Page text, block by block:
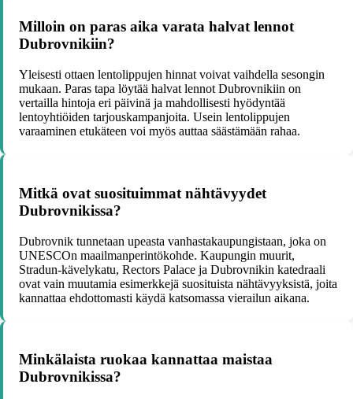
Milloin on paras aika varata halvat lennot
Dubrovnikiin?
Yleisesti ottaen lentolippujen hinnat voivat vaihdella sesongin
mukaan. Paras tapa löytää halvat lennot Dubrovnikiin on
vertailla hintoja eri päivinä ja mahdollisesti hyödyntää
lentoyhtiöiden tarjouskampanjoita. Usein lentolippujen
varaaminen etukäteen voi myös auttaa säästämään rahaa.
Mitkä ovat suosituimmat nähtävyydet
Dubrovnikissa?
Dubrovnik tunnetaan upeasta vanhastakaupungistaan, joka on
UNESCOn maailmanperintökohde. Kaupungin muurit,
Stradun-kävelykatu, Rectors Palace ja Dubrovnikin katedraali
ovat vain muutamia esimerkkejä suosituista nähtävyyksistä, joita
kannattaa ehdottomasti käydä katsomassa vierailun aikana.
Minkälaista ruokaa kannattaa maistaa
Dubrovnikissa?